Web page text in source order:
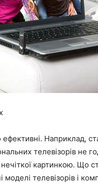
Наприклад,
телевізорів не
картинкою. Що
телевізорів і